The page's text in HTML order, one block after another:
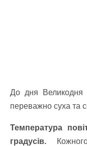
До дня Великодня
переважно суха та
Температура
градусів.